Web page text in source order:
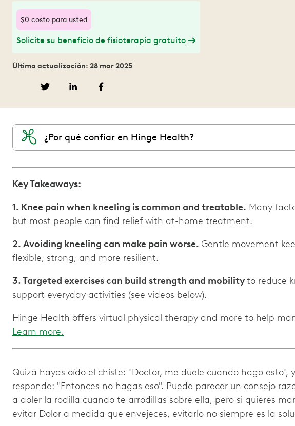
$0 costo para usted
Solicite su beneficio de fisioterapia gratuito
Última actualización: 28 mar 2025
¿Por qué confiar en Hinge Health?
Key Takeaways:
1. Knee pain when kneeling is common and treatable. Many
but most people can find relief with at-home treatment.
2. Avoiding kneeling can make pain worse. Gentle movement
flexible, strong, and more resilient.
3. Targeted exercises can build strength and mobilityto reduce
support everyday activities (see videos below).
Hinge Health offers virtual physical therapy and more to help
Learn more.
Quizá hayas oído el chiste: "Doctor, me duele cuando hago esto",
responde: "Entonces no hagas eso". Puede parecer un consejo
a doler la rodilla cuando te arrodillas sobre ella, pero si quieres
evitar Dolor a medida que envejeces, evitarlo no siempre es la